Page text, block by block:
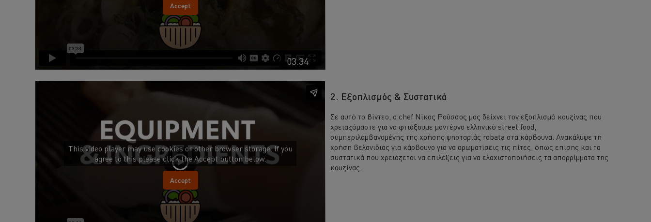
Accept
03.34
This video player may use cookies or other browser storage. If you
agree to this please click the Accept button below.
Accept
2. Εξοπλισμός & Συστατικά
Σε αυτό το βίντεο, ο chef Νίκος Ρούσσος μας δείχνει τον εξοπλισμό κουζίνας που
χρειαζόμαστε για να φτιάξουμε μοντέρνο ελληνικό street food,
συμπεριλαμβανομένης της χρήσης ψησταριάς robata στα κάρβουνα. Ανακάλυψε τη
χρήση βελανιδιάς για κάρβουνο για να αρωματίσεις τις πίτες, όπως επίσης και τα
συστατικά που χρειάζεται να επιλέξεις για να ελαχιστοποιήσεις τα απορρίμματα της
κουζίνας.